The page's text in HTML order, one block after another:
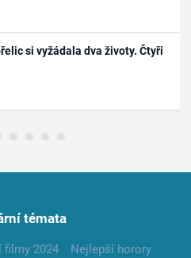
si vyžádala dva životy. Čtyři
témata
filmy 2024
Nejlepší horory